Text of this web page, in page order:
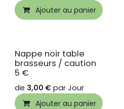
Ajouter au panier
Nappe noir table
brasseurs / caution
5 €
de 3,00 € parJour
Ajouter au panier